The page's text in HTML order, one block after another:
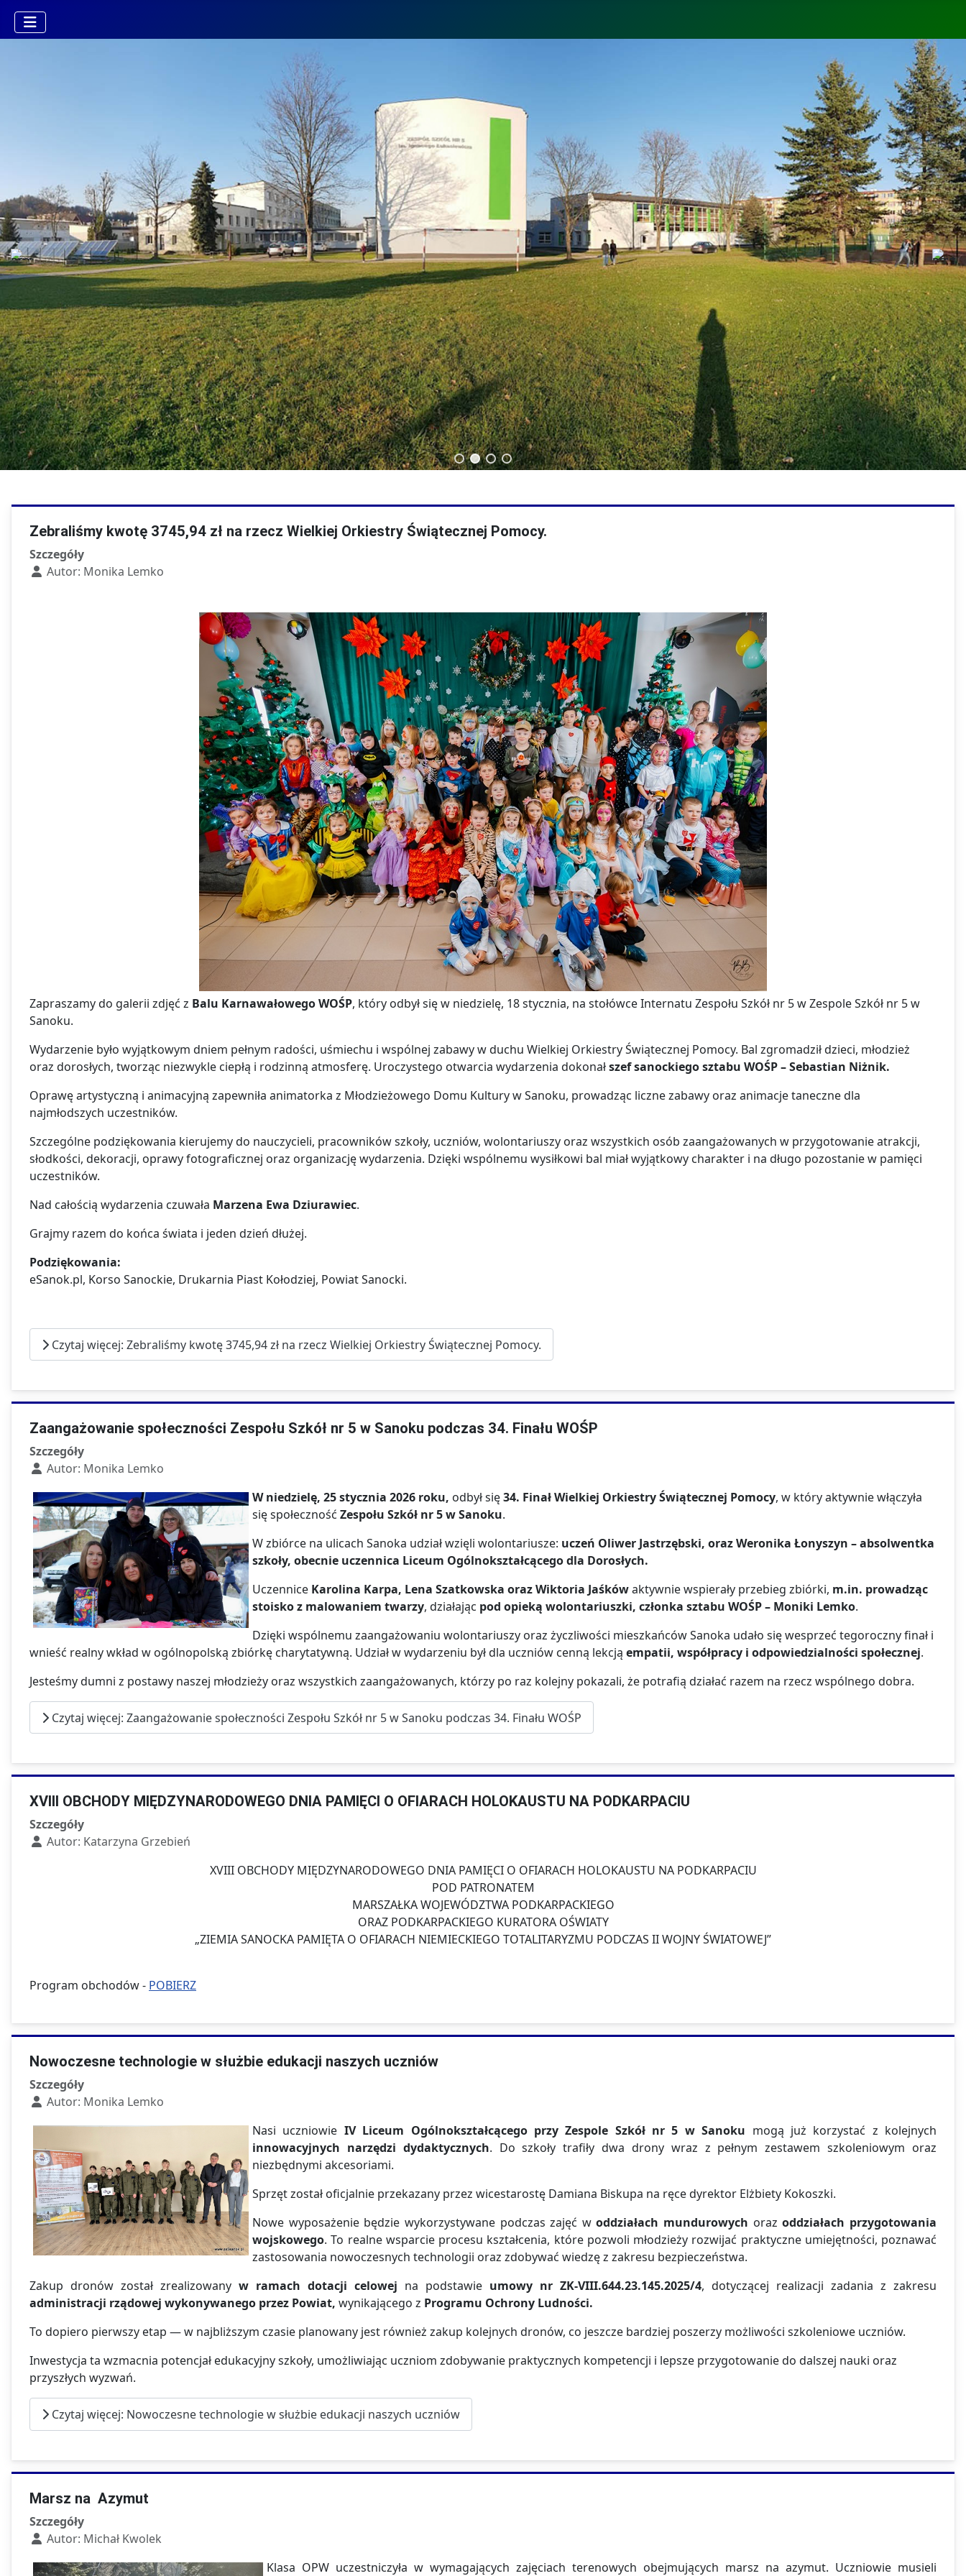
Kierunki w Technikum
Technik fotografii i
multimediów
Technik budownictwa Technik usług fryzjerskich
Zebraliśmy kwotę 3745,94 zł na rzecz Wielkiej Orkiestry Świątecznej Pomocy.
Szczegóły
Autor: Monika Lemko
Zapraszamy do galerii zdjęć z Balu Karnawałowego WOŚP, który odbył się w niedzielę, 18 stycznia, na stołówce Internatu Zespołu Szkół nr 5 w Zespole Szkół nr 5 w
Sanoku.
Wydarzenie było wyjątkowym dniem pełnym radości, uśmiechu i wspólnej zabawy w duchu Wielkiej Orkiestry Świątecznej Pomocy. Bal zgromadził dzieci, młodzież
oraz dorosłych, tworząc niezwykle ciepłą i rodzinną atmosferę. Uroczystego otwarcia wydarzenia dokonałszef sanockiego sztabu WOŚP – Sebastian Niżnik.
Oprawę artystyczną i animacyjną zapewniła animatorka z Młodzieżowego Domu Kultury w Sanoku, prowadząc liczne zabawy oraz animacje taneczne dla
najmłodszych uczestników.
Szczególne podziękowania kierujemy do nauczycieli, pracowników szkoły, uczniów, wolontariuszy oraz wszystkich osób zaangażowanych w przygotowanie atrakcji,
słodkości, dekoracji, oprawy fotograficznej oraz organizację wydarzenia. Dzięki wspólnemu wysiłkowi bal miał wyjątkowy charakter i na długo pozostanie w pamięci
uczestników.
Nad całością wydarzenia czuwała Marzena Ewa Dziurawiec.
Grajmy razem do końca świata i jeden dzień dłużej.
Podziękowania:
eSanok.pl, Korso Sanockie, Drukarnia Piast Kołodziej, Powiat Sanocki.
Czytaj więcej: Zebraliśmy kwotę 3745,94 zł na rzecz Wielkiej Orkiestry Świątecznej Pomocy.
Zaangażowanie społeczności Zespołu Szkół nr 5 w Sanoku podczas 34. Finału WOŚP
Szczegóły
Autor: Monika Lemko
W niedzielę, 25 stycznia 2026 roku, odbył się34. Finał Wielkiej Orkiestry Świątecznej Pomocy, w który aktywnie włączyła
się społeczność Zespołu Szkół nr 5 w Sanoku.
W zbiórce na ulicach Sanoka udział wzięli wolontariusze: uczeń Oliwer Jastrzębski, oraz Weronika Łonyszyn – absolwentka
szkoły, obecnie uczennica Liceum Ogólnokształcącego dla Dorosłych.
Uczennice Karolina Karpa, Lena Szatkowska oraz Wiktoria Jaśkówaktywnie wspierały przebieg zbiórki, m.in. prowadząc
stoisko z malowaniem twarzy, działając pod opieką wolontariuszki, członka sztabu WOŚP – Moniki Lemko.
Dzięki wspólnemu zaangażowaniu wolontariuszy oraz życzliwości mieszkańców Sanoka udało się wesprzeć tegoroczny finał i
wnieść realny wkład w ogólnopolską zbiórkę charytatywną. Udział w wydarzeniu był dla uczniów cenną lekcją empatii, współpracy i odpowiedzialności społecznej.
Jesteśmy dumni z postawy naszej młodzieży oraz wszystkich zaangażowanych, którzy po raz kolejny pokazali, że potrafią działać razem na rzecz wspólnego dobra.
Czytaj więcej: Zaangażowanie społeczności Zespołu Szkół nr 5 w Sanoku podczas 34. Finału WOŚP
XVIII OBCHODY MIĘDZYNARODOWEGO DNIA PAMIĘCI O OFIARACH HOLOKAUSTU NA PODKARPACIU
Szczegóły
Autor: Katarzyna Grzebień
XVIII OBCHODY MIĘDZYNARODOWEGO DNIA PAMIĘCI O OFIARACH HOLOKAUSTU NA PODKARPACIU
POD PATRONATEM
MARSZAŁKA WOJEWÓDZTWA PODKARPACKIEGO
ORAZ PODKARPACKIEGO KURATORA OŚWIATY
„ZIEMIA SANOCKA PAMIĘTA O OFIARACH NIEMIECKIEGO TOTALITARYZMU PODCZAS II WOJNY ŚWIATOWEJ”
Program obchodów - POBIERZ
Nowoczesne technologie w służbie edukacji naszych uczniów
Szczegóły
Autor: Monika Lemko
Nasi uczniowie IV Liceum Ogólnokształcącego przy Zespole Szkół nr 5 w Sanoku mogą już korzystać z kolejnych
innowacyjnych narzędzi dydaktycznych. Do szkoły trafiły dwa drony wraz z pełnym zestawem szkoleniowym oraz
niezbędnymi akcesoriami.
Sprzęt został oficjalnie przekazany przez wicestarostę Damiana Biskupa na ręce dyrektor Elżbiety Kokoszki.
Nowe wyposażenie będzie wykorzystywane podczas zajęć woddziałach mundurowych orazoddziałach przygotowania
wojskowego. To realne wsparcie procesu kształcenia, które pozwoli młodzieży rozwijać praktyczne umiejętności, poznawać
zastosowania nowoczesnych technologii oraz zdobywać wiedzę z zakresu bezpieczeństwa.
Zakup dronów został zrealizowany w ramach dotacji celowej na podstawie umowy nr ZK-VIII.644.23.145.2025/4, dotyczącej realizacji zadania z zakresu
administracji rządowej wykonywanego przez Powiat, wynikającego z Programu Ochrony Ludności.
To dopiero pierwszy etap — w najbliższym czasie planowany jest również zakup kolejnych dronów, co jeszcze bardziej poszerzy możliwości szkoleniowe uczniów.
Inwestycja ta wzmacnia potencjał edukacyjny szkoły, umożliwiając uczniom zdobywanie praktycznych kompetencji i lepsze przygotowanie do dalszej nauki oraz
przyszłych wyzwań.
Czytaj więcej: Nowoczesne technologie w służbie edukacji naszych uczniów
Marsz na Azymut
Szczegóły
Autor: Michał Kwolek
Klasa OPW uczestniczyła w wymagających zajęciach terenowych obejmujących marsz na azymut. Uczniowie musieli